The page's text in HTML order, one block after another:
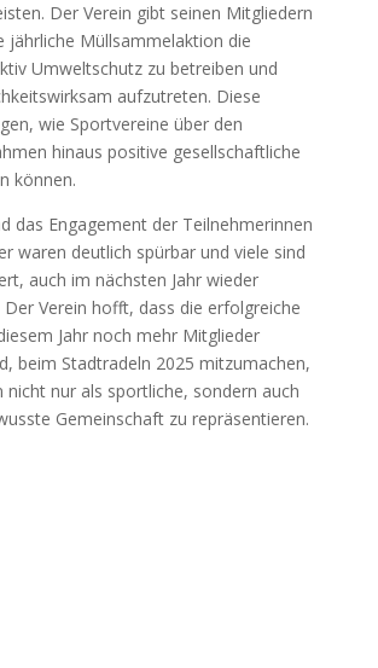
Der Verein gibt seinen Mitgliedern
jährliche Müllsammelaktion die
Umweltschutz zu betreiben und
aufzutreten. Diese
wie Sportvereine über den
hinaus positive gesellschaftliche
können.
das Engagement der Teilnehmerinnen
waren deutlich spürbar und viele sind
auch im nächsten Jahr wieder
Verein hofft, dass die erfolgreiche
Jahr noch mehr Mitglieder
beim Stadtradeln 2025 mitzumachen,
nicht nur als sportliche, sondern auch
Gemeinschaft zu repräsentieren.